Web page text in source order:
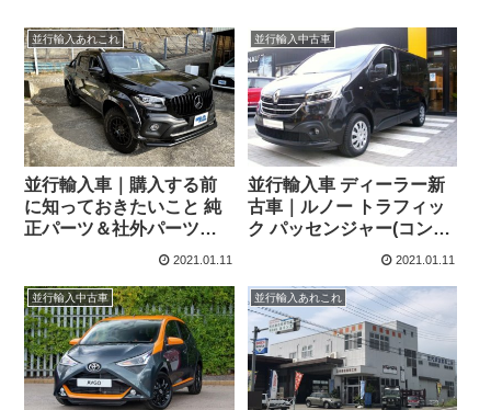
並行輸入あれこれ
並行輸入車｜購入する前
に知っておきたいこと 純
正パーツ＆社外パーツで
楽しむ/メルセデスベンツ
ナー
2021.01.11
並行輸入中古車
並行輸入車 ディーラー新
古車｜ルノー トラフィッ
ク パッセンジャー(コンビ
ライフ)ENERGY dCi 145
左ハンドル
2021.01.11
並行輸入中古車 並行輸入あれこれ